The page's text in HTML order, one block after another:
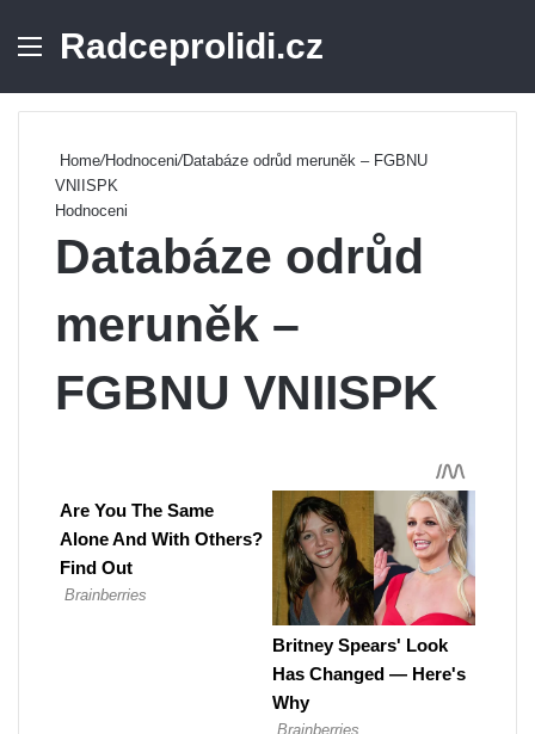
Menu
Radceprolidi.cz
Home/Hodnoceni/Databáze odrůd meruněk – FGBNU
VNIISPK
Hodnoceni
Databáze odrůd
meruněk –
FGBNU VNIISPK